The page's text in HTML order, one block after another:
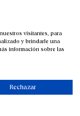
visitantes, para
y brindarle una
información sobre las
Rechazar